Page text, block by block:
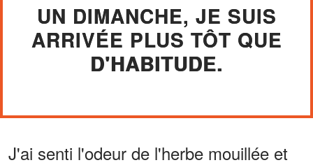
UN DIMANCHE, JE SUIS
ARRIVÉE PLUS TÔT QUE
D'HABITUDE.
J'ai senti l'odeur de l'herbe mouillée et